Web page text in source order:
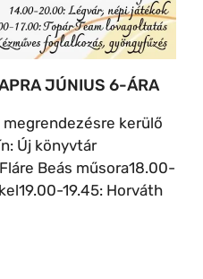
JÚNIUS 6-ÁRA
kerülő
Új könyvtár
Beás műsora18.00-
19.45: Horváth